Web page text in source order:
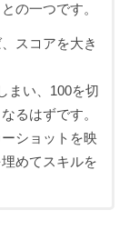
の一つです。
スコアを大き
まい、100を切
るはずです。
ショットを映
めてスキルを